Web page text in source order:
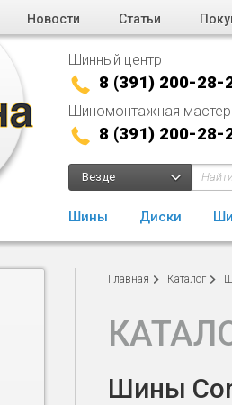
Новости Статьи
Шинный центр
8 (391) 200-28-
Шиномонтажная
8 (391) 200-28-
Везде
Шины Диски
Главная Каталог
Шины